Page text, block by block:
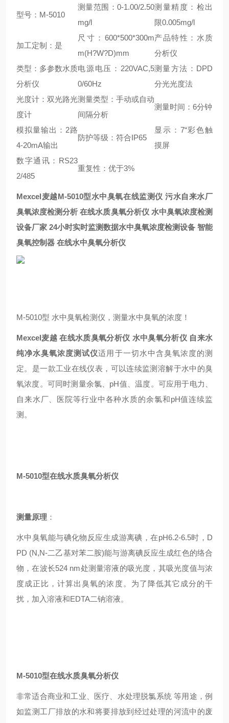
型号：M-5010
测量范围：0-1.00/2.50
mg/l
测量精度：检出
限0.005mg/l
加工定制：是
尺寸：600*500*300m
m(H?W?D)mm
产品特性：水质
分析仪
类型：多参数水质
分析仪
电源电压：220VAC,5
0/60Hz
测量方法：DPD
分光光度法
光度计：双光路光
度计
测量类型：手动或自动
间隔分析
测量时间：6分钟
模拟量输出：2路
4-20mA输出
防护等级：符合IP65
显示：7“彩色触
摸屏
数字通讯：RS23
2/485
重复性：优于3%
Mexcel麦越M-5010型水中臭氧在线监测仪 污水自来水厂
臭氧浓度检测分析 在线水质臭氧分析仪 水中臭氧浓度检测
设备厂家 24小时实时监测数据水中臭氧浓度检测设备 智能
臭氧控制器 在线水中臭氧分析仪
M-5010型 水中臭氧检测仪，测量水中臭氧的浓度！
Mexcel麦越 在线水质臭氧分析仪 水中臭氧分析仪 自来水
纯净水臭氧浓度测试仪适用于一切水中含臭氧浓度的测
定。是一款工业在线仪表，可以连续监测溶解于水中的臭
氧浓度。可同时测量余氯、pH值、温度。可应用于电力、
自来水厂、医院等行业中各种水质的余氯和pH值连续监
测。
M-5010型在线水质臭氧分析仪
测量原理 ：
水中臭氧能与碘化物反应生成游离碘，在pH6.2-6.5时，D
PD (N,N-二乙基对苯二胺)能与游离碘反应生成红色的络合
物，在波长524 nm处测量溶液的吸光度，其吸光度值与浓
度成正比，计算出臭氧的浓度。为了降低其它成分的干
扰，加入溶液和EDTA二钠溶液。
M-5010型在线水质臭氧分析仪
非常适合商业和工业、医疗、水处理脱氯系统 等用途，例
如监测工厂排放的水和将要排放到经过处理的河流中的废